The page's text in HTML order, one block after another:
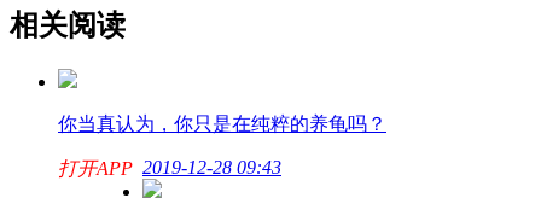
相关阅读
你当真认为，你只是在纯粹的养龟吗？
2019-12-28 09:43
打开APP